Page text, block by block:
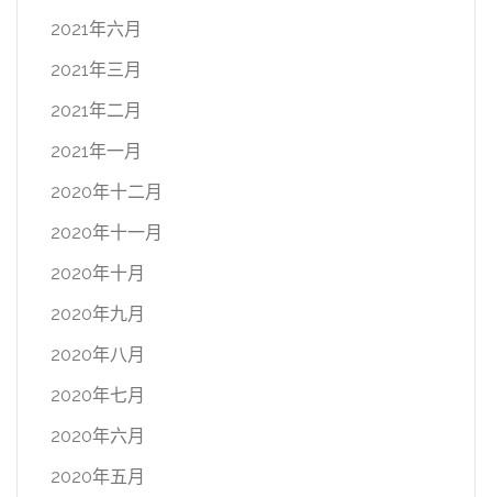
2021年六月
2021年三月
2021年二月
2021年一月
2020年十二月
2020年十一月
2020年十月
2020年九月
2020年八月
2020年七月
2020年六月
2020年五月